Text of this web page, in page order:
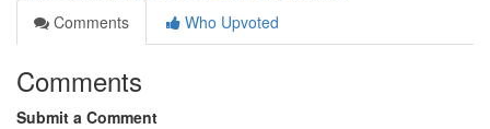
Comments
Who Upvoted
Comments
Submit a Comment